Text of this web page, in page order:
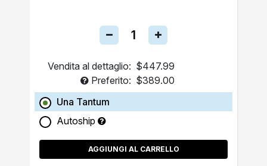
Vendita al dettaglio: $447.99
Preferito: $389.00
Una Tantum
Autoship
AGGIUNGI AL CARRELLO